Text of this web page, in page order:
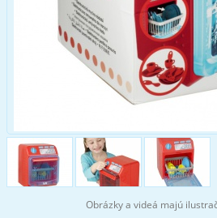
Obrázky a videá majú